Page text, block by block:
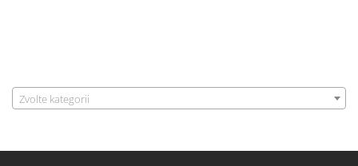
Zvolte kategorii